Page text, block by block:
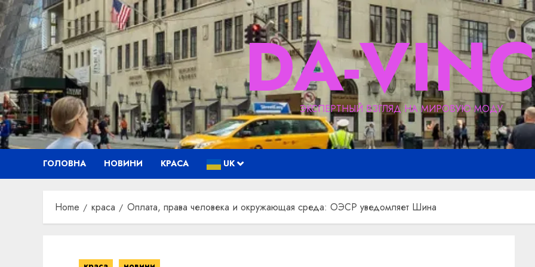
Skip
to
content
DA-
ЭКСПЕРТНЫЙ ВЗГЛЯД НА МИРОВУЮ МОДУ
ГОЛОВНА НОВИНИ КРАСА UK
Home краса Оплата, права человека и окружающая среда: ОЭСР уведомляет Шина